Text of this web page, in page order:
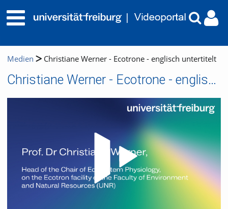
Medien Christiane Werner - Ecotrone - englisch untertitelt
Christiane Werner - Ecotrone - englisch untertitelt